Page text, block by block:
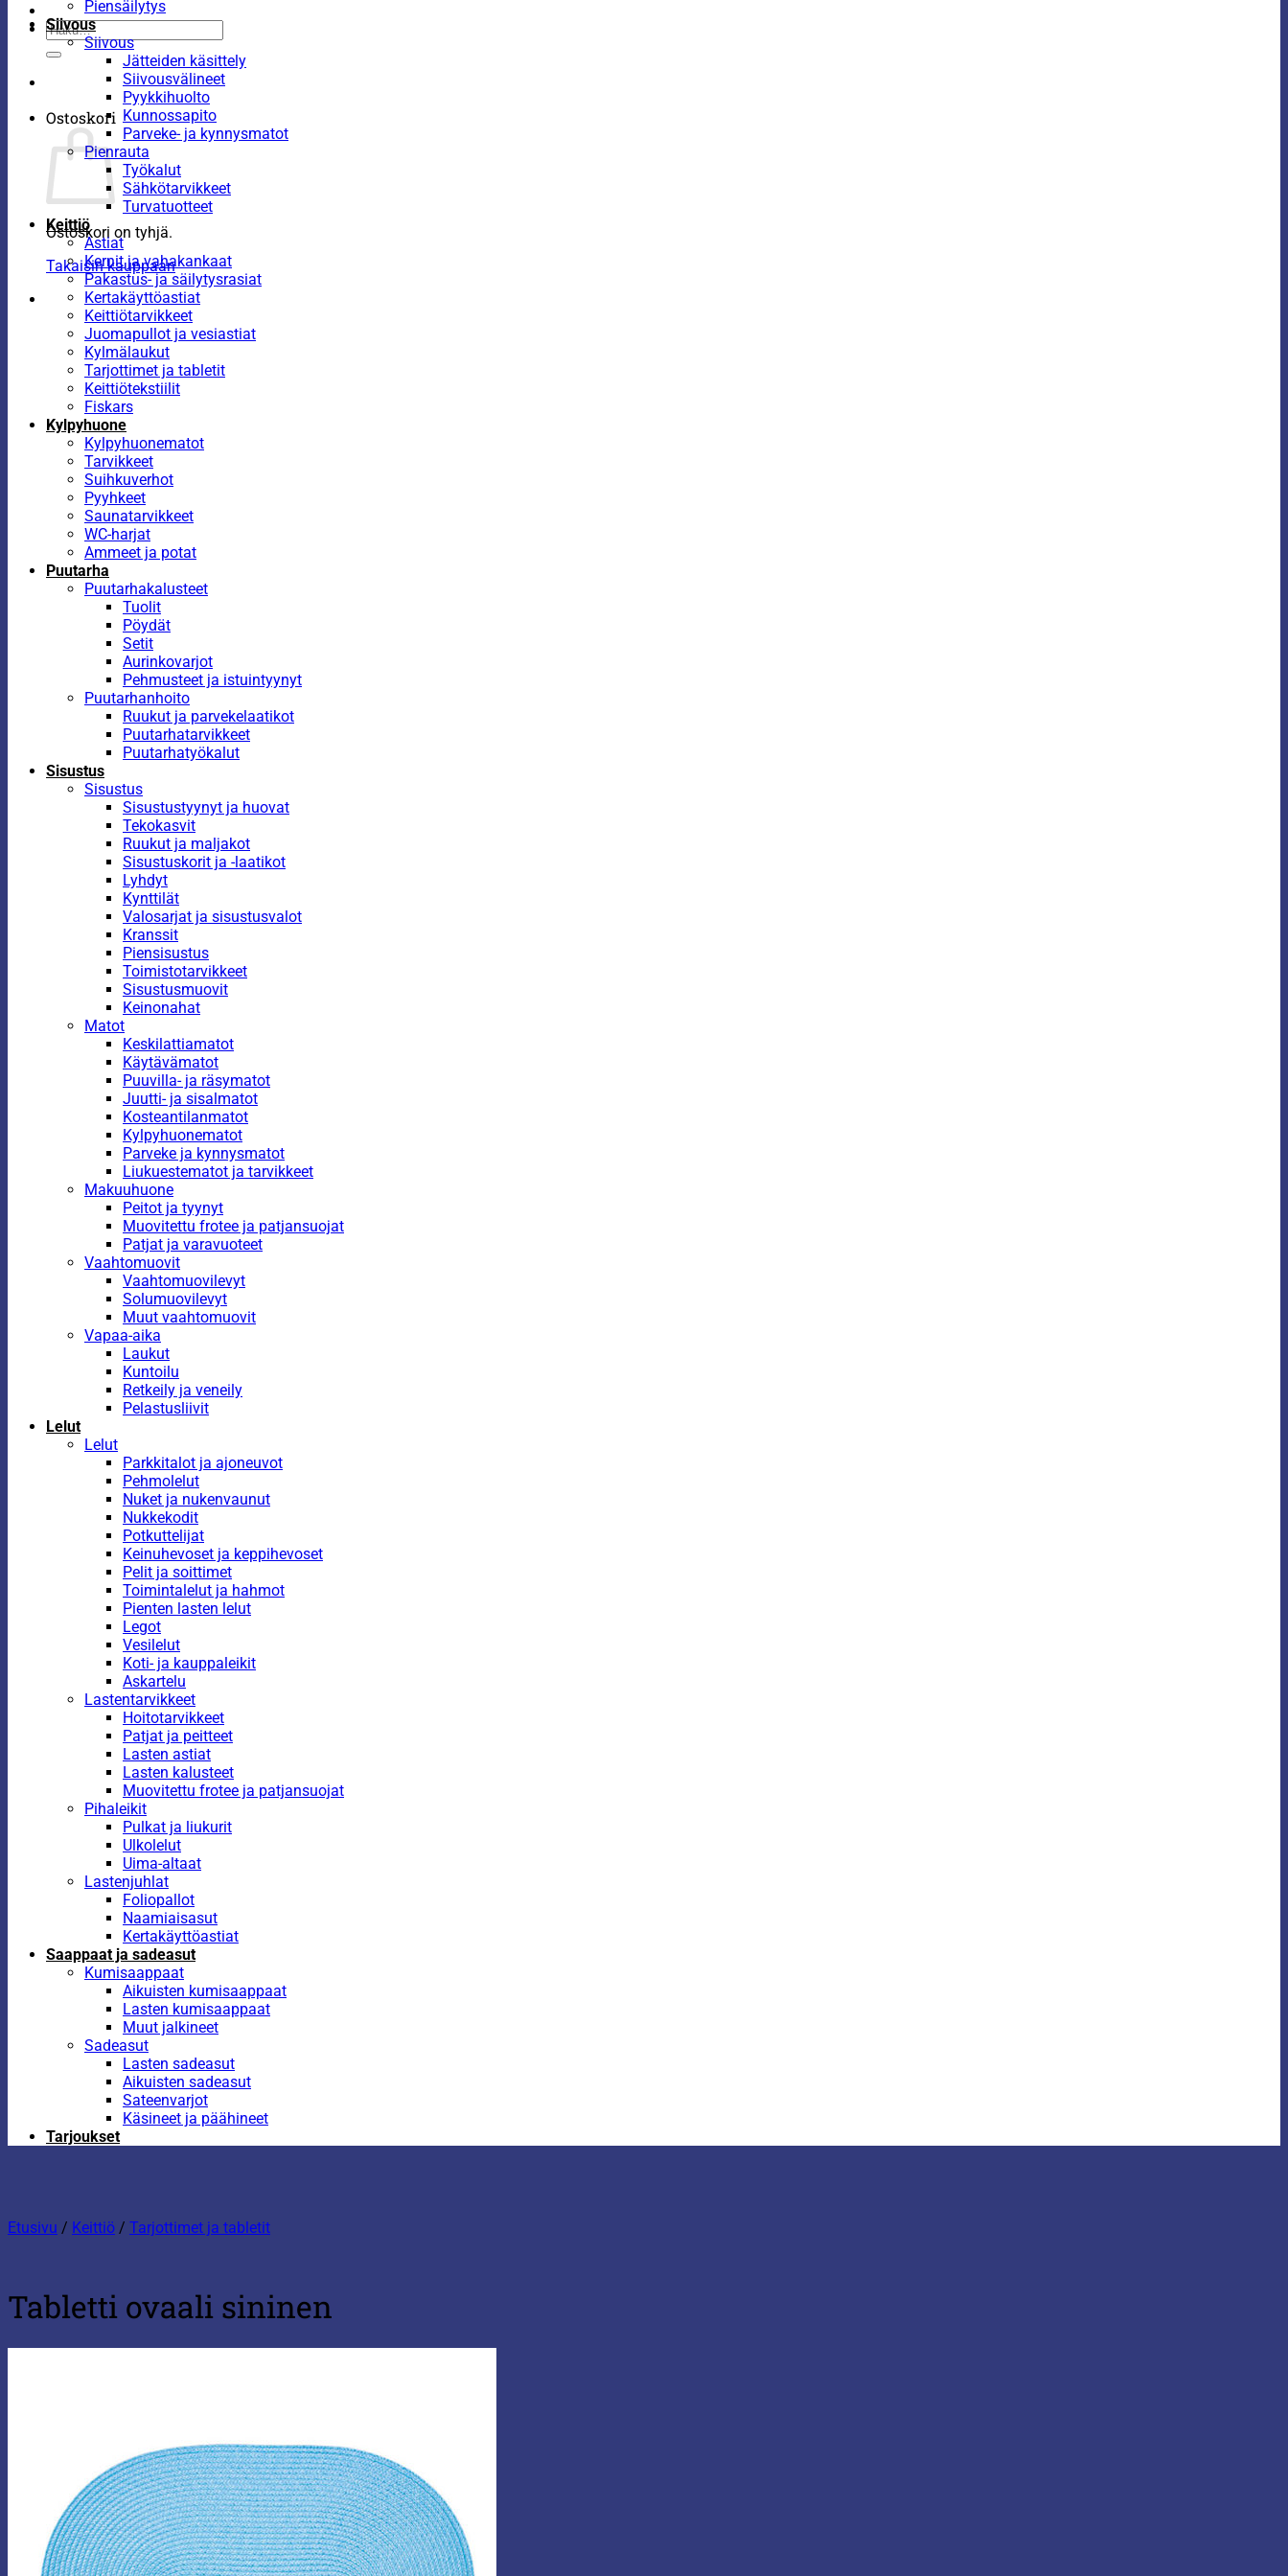
Etsi:
Ostoskori
Ostoskori on tyhjä.
Takaisin kauppaan
Piensäilytys
Siivous
Siivous
Jätteiden käsittely
Siivousvälineet
Pyykkihuolto
Kunnossapito
Parveke- ja kynnysmatot
Pienrauta
Työkalut
Sähkötarvikkeet
Turvatuotteet
Keittiö
Astiat
Kernit ja vahakankaat
Pakastus- ja säilytysrasiat
Kertakäyttöastiat
Keittiötarvikkeet
Juomapullot ja vesiastiat
Kylmälaukut
Tarjottimet ja tabletit
Keittiötekstiilit
Fiskars
Kylpyhuone
Kylpyhuonematot
Tarvikkeet
Suihkuverhot
Pyyhkeet
Saunatarvikkeet
WC-harjat
Ammeet ja potat
Puutarha
Puutarhakalusteet
Tuolit
Pöydät
Setit
Aurinkovarjot
Pehmusteet ja istuintyynyt
Puutarhanhoito
Ruukut ja parvekelaatikot
Puutarhatarvikkeet
Puutarhatyökalut
Sisustus
Sisustus
Sisustustyynyt ja huovat
Tekokasvit
Ruukut ja maljakot
Sisustuskorit ja -laatikot
Lyhdyt
Kynttilät
Valosarjat ja sisustusvalot
Kranssit
Piensisustus
Toimistotarvikkeet
Sisustusmuovit
Keinonahat
Matot
Keskilattiamatot
Käytävämatot
Puuvilla- ja räsymatot
Juutti- ja sisalmatot
Kosteantilanmatot
Kylpyhuonematot
Parveke ja kynnysmatot
Liukuestematot ja tarvikkeet
Makuuhuone
Peitot ja tyynyt
Muovitettu frotee ja patjansuojat
Patjat ja varavuoteet
Vaahtomuovit
Vaahtomuovilevyt
Solumuovilevyt
Muut vaahtomuovit
Vapaa-aika
Laukut
Kuntoilu
Retkeily ja veneily
Pelastusliivit
Lelut
Lelut
Parkkitalot ja ajoneuvot
Pehmolelut
Nuket ja nukenvaunut
Nukkekodit
Potkuttelijat
Keinuhevoset ja keppihevoset
Pelit ja soittimet
Toimintalelut ja hahmot
Pienten lasten lelut
Legot
Vesilelut
Koti- ja kauppaleikit
Askartelu
Lastentarvikkeet
Hoitotarvikkeet
Patjat ja peitteet
Lasten astiat
Lasten kalusteet
Muovitettu frotee ja patjansuojat
Pihaleikit
Pulkat ja liukurit
Ulkolelut
Uima-altaat
Lastenjuhlat
Foliopallot
Naamiaisasut
Kertakäyttöastiat
Saappaat ja sadeasut
Kumisaappaat
Aikuisten kumisaappaat
Lasten kumisaappaat
Muut jalkineet
Sadeasut
Lasten sadeasut
Aikuisten sadeasut
Sateenvarjot
Käsineet ja päähineet
Tarjoukset
Etusivu / Keittiö / Tarjottimet ja tabletit
Tabletti ovaali sininen